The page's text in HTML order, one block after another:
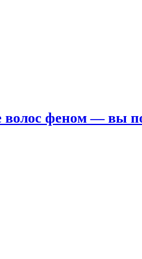
феном — вы